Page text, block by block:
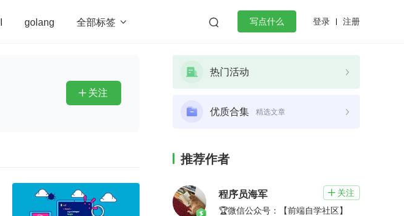
golang 全部标签   写点什么 登录 注册
redis
 关注
热门活动
优质合集 精选文章
推荐作者
程序员海军  关注
🏆微信公众号：【前端自学社区】